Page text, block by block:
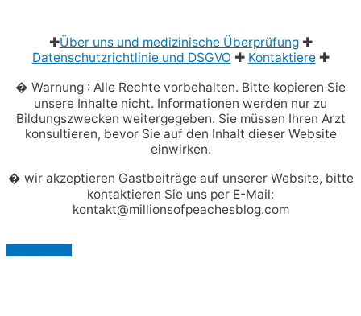
✚Über uns und medizinische Überprüfung✚
Datenschutzrichtlinie und DSGVO ✚ Kontaktiere✚
� Warnung : Alle Rechte vorbehalten. Bitte kopieren Sie
unsere Inhalte nicht. Informationen werden nur zu
Bildungszwecken weitergegeben. Sie müssen Ihren Arzt
konsultieren, bevor Sie auf den Inhalt dieser Website
einwirken.
� wir akzeptieren Gastbeiträge auf unserer Website, bitte
kontaktieren Sie uns per E-Mail:
kontakt@millionsofpeachesblog.com